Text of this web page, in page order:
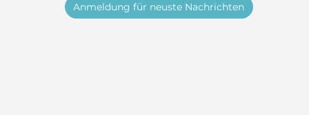
Anmeldung für neuste Nachrichten